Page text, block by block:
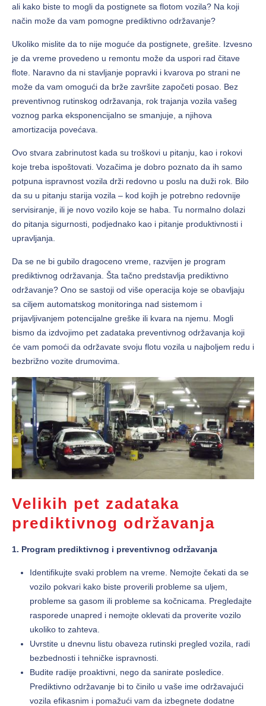
ali kako biste to mogli da postignete sa flotom vozila? Na koji
način može da vam pomogne prediktivno održavanje?
Ukoliko mislite da to nije moguće da postignete, grešite. Izvesno
je da vreme provedeno u remontu može da uspori rad čitave
flote. Naravno da ni stavljanje popravki i kvarova po strani ne
može da vam omogući da brže završite započeti posao. Bez
preventivnog rutinskog održavanja, rok trajanja vozila vašeg
voznog parka eksponencijalno se smanjuje, a njihova
amortizacija povećava.
Ovo stvara zabrinutost kada su troškovi u pitanju, kao i rokovi
koje treba ispoštovati. Vozačima je dobro poznato da ih samo
potpuna ispravnost vozila drži redovno u poslu na duži rok. Bilo
da su u pitanju starija vozila – kod kojih je potrebno redovnije
servisiranje, ili je novo vozilo koje se haba. Tu normalno dolazi
do pitanja sigurnosti, podjednako kao i pitanje produktivnosti i
upravljanja.
Da se ne bi gubilo dragoceno vreme, razvijen je program
prediktivnog održavanja. Šta tačno predstavlja prediktivno
održavanje? Ono se sastoji od više operacija koje se obavljaju
sa ciljem automatskog monitoringa nad sistemom i
prijavljivanjem potencijalne greške ili kvara na njemu. Mogli
bismo da izdvojimo pet zadataka preventivnog održavanja koji
će vam pomoći da održavate svoju flotu vozila u najboljem redu i
bezbrižno vozite drumovima.
Velikih pet zadataka
prediktivnog održavanja
1. Program prediktivnog i preventivnog održavanja
Identifikujte svaki problem na vreme. Nemojte čekati da se
vozilo pokvari kako biste proverili probleme sa uljem,
probleme sa gasom ili probleme sa kočnicama. Pregledajte
rasporede unapred i nemojte oklevati da proverite vozilo
ukoliko to zahteva.
Uvrstite u dnevnu listu obaveza rutinski pregled vozila, radi
bezbednosti i tehničke ispravnosti.
Budite radije proaktivni, nego da sanirate posledice.
Prediktivno održavanje bi to činilo u vaše ime održavajući
vozila efikasnim i pomažući vam da izbegnete dodatne